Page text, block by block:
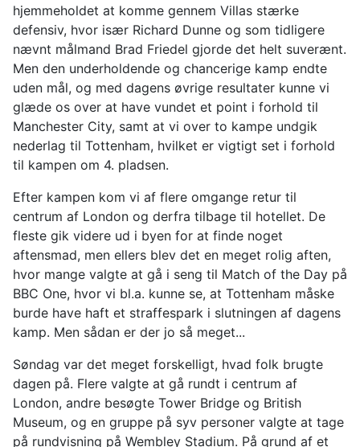
hjemmeholdet at komme gennem Villas stærke
defensiv, hvor især Richard Dunne og som tidligere
nævnt målmand Brad Friedel gjorde det helt suverænt.
Men den underholdende og chancerige kamp endte
uden mål, og med dagens øvrige resultater kunne vi
glæde os over at have vundet et point i forhold til
Manchester City, samt at vi over to kampe undgik
nederlag til Tottenham, hvilket er vigtigt set i forhold
til kampen om 4. pladsen.
Efter kampen kom vi af flere omgange retur til
centrum af London og derfra tilbage til hotellet. De
fleste gik videre ud i byen for at finde noget
aftensmad, men ellers blev det en meget rolig aften,
hvor mange valgte at gå i seng til Match of the Day på
BBC One, hvor vi bl.a. kunne se, at Tottenham måske
burde have haft et straffespark i slutningen af dagens
kamp. Men sådan er der jo så meget...
Søndag var det meget forskelligt, hvad folk brugte
dagen på. Flere valgte at gå rundt i centrum af
London, andre besøgte Tower Bridge og British
Museum, og en gruppe på syv personer valgte at tage
på rundvisning på Wembley Stadium. På grund af et